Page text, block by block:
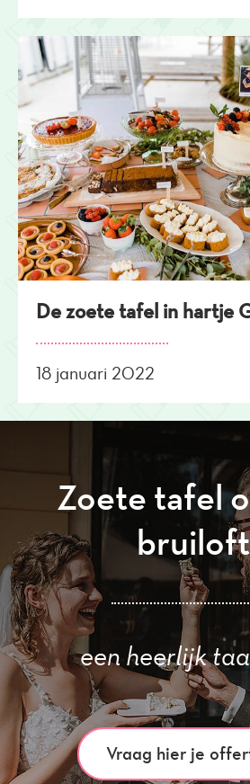
De zoete tafel in hartje
18 januari 2022
Zoete tafel
een heerlijk
Vraag hier je